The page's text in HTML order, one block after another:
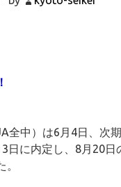
全中）は6月4日、次
日に内定し、8月20